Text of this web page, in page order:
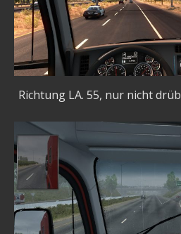
Richtung LA. 55, nur nicht